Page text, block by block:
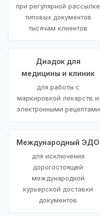
при регулярной рассылке
типовых документов
тысячам клиентов
Диадок для
медицины и клиник
для работы с
маркировкой лекарств и
электронными рецептами
Международный ЭДО
для исключения
дорогостоящей
международной
курьерской доставки
документов